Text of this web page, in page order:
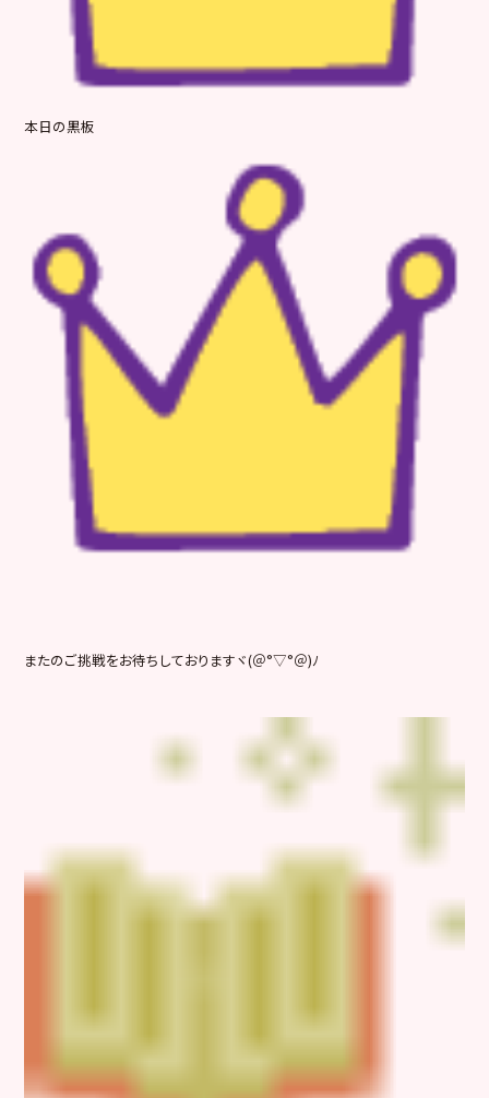
本日の黒板
またのご挑戦をお待ちしておりますヾ(＠°▽°＠)ﾉ